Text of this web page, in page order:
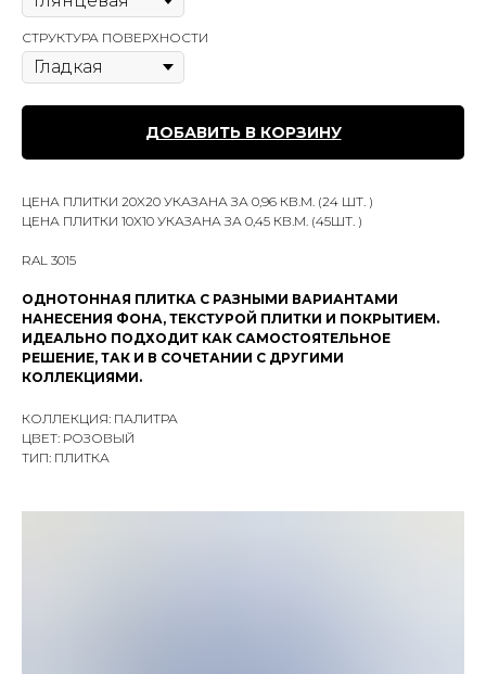
СТРУКТУРА ПОВЕРХНОСТИ
ДОБАВИТЬ В КОРЗИНУ
ЦЕНА ПЛИТКИ 20X20 УКАЗАНА ЗА 0,96 КВ.М. (24 ШТ. )
ЦЕНА ПЛИТКИ 10X10 УКАЗАНА ЗА 0,45 КВ.М. (45ШТ. )
RAL 3015
ОДНОТОННАЯ ПЛИТКА С РАЗНЫМИ ВАРИАНТАМИ
НАНЕСЕНИЯ ФОНА, ТЕКСТУРОЙ ПЛИТКИ И ПОКРЫТИЕМ.
ИДЕАЛЬНО ПОДХОДИТ КАК САМОСТОЯТЕЛЬНОЕ
РЕШЕНИЕ, ТАК И В СОЧЕТАНИИ С ДРУГИМИ
КОЛЛЕКЦИЯМИ.
КОЛЛЕКЦИЯ: ПАЛИТРА
ЦВЕТ: РОЗОВЫЙ
ТИП: ПЛИТКА